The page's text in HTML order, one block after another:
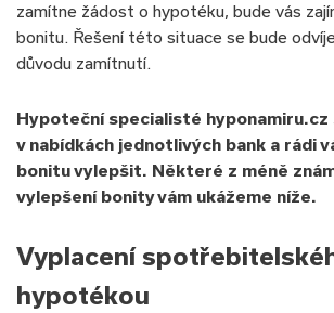
zamítne žádost o hypotéku, bude vás
bonitu. Řešení této situace se bude
důvodu zamítnutí.
Hypoteční specialisté hyponamiru.cz
v nabídkách jednotlivých bank a rádi
bonitu vylepšit. Některé z méně
vylepšení bonity vám ukážeme níže.
Vyplacení
hypotékou